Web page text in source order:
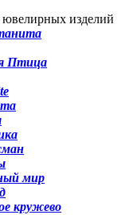
изделий
Птица
мир
кружево